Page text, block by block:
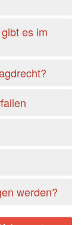
es im
werden?